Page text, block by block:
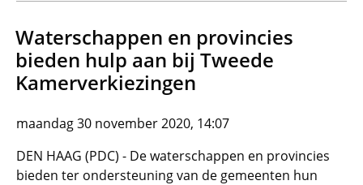
Waterschappen en provincies
bieden hulp aan bij Tweede
Kamerverkiezingen
maandag 30 november 2020, 14:07
DEN HAAG (PDC) - De waterschappen en provincies
bieden ter ondersteuning van de gemeenten hun